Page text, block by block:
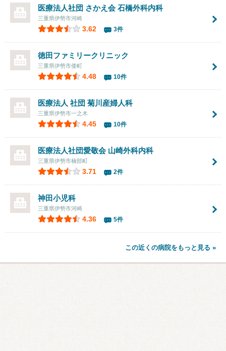
医療法人社団 さかえ会石橋外科内科
三重県伊勢市河崎
3.62 3件
徳田ファミリークリニック
三重県伊勢市倭町
4.48 10件
医療法人 社団 菊川産婦人科
三重県伊勢市一之木
4.45 10件
医療法人社団愛敬会 山崎外科内科
三重県伊勢市楠部町
3.71 2件
神田小児科
三重県伊勢市河崎
4.36 5件
この近くの病院をもっと見る »